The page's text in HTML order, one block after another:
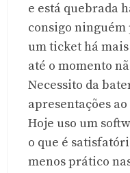
e está quebrada
consigo ninguém
um ticket há mais
até o momento
Necessito da
apresentações
Hoje uso um
o que é
menos prático